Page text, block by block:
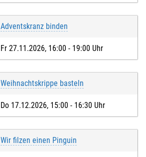
Adventskranz binden
Fr 27.11.2026, 16:00 - 19:00 Uhr
Weihnachtskrippe basteln
Do 17.12.2026, 15:00 - 16:30 Uhr
Wir filzen einen Pinguin